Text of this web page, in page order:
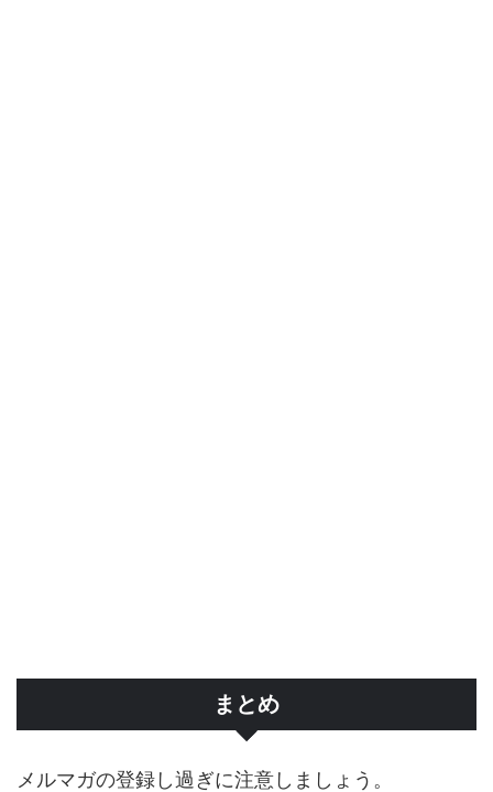
まとめ
メルマガの登録し過ぎに注意しましょう。